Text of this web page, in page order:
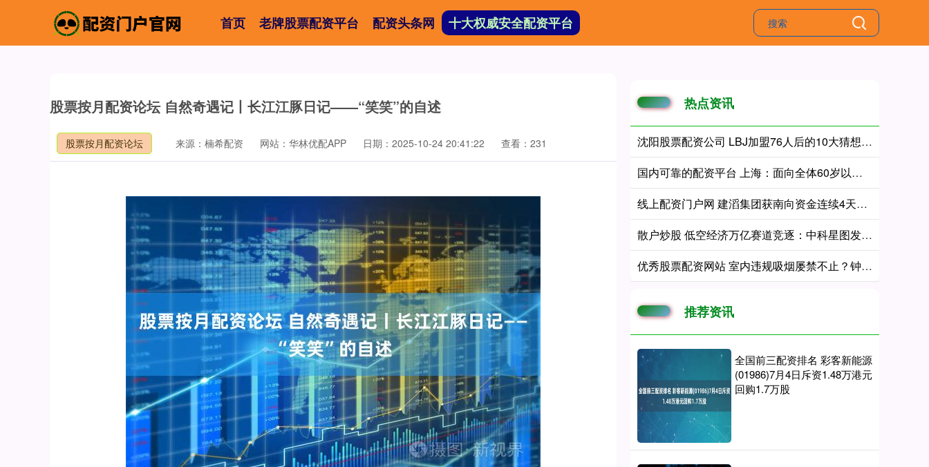
首页 老牌股票配资平台 配资头条网 十大权威安全配资平台
股票按月配资论坛 自然奇遇记丨长江江豚日记——“笑笑”的自述
股票按月配资论坛 来源：楠希配资 网站：华林优配APP 日期：2025-10-24 20:41:22 查看：231
热点资讯
沈阳股票配资公司 LBJ加盟76人后的10大猜想：4人同进全明星&若不夺冠会再打一年吗
国内可靠的配资平台 上海：面向全体60岁以上老人开放陪诊服务
线上配资门户网 建滔集团获南向资金连续4天净买入
散户炒股 低空经济万亿赛道竞逐：中科星图发布生态合伙人战略 构建产业协同新生态
优秀股票配资网站 室内违规吸烟屡禁不止？钟村街出手了！
推荐资讯
全国前三配资排名 彩客新能源
(01986)7月4日斥资1.48万港元
回购1.7万股